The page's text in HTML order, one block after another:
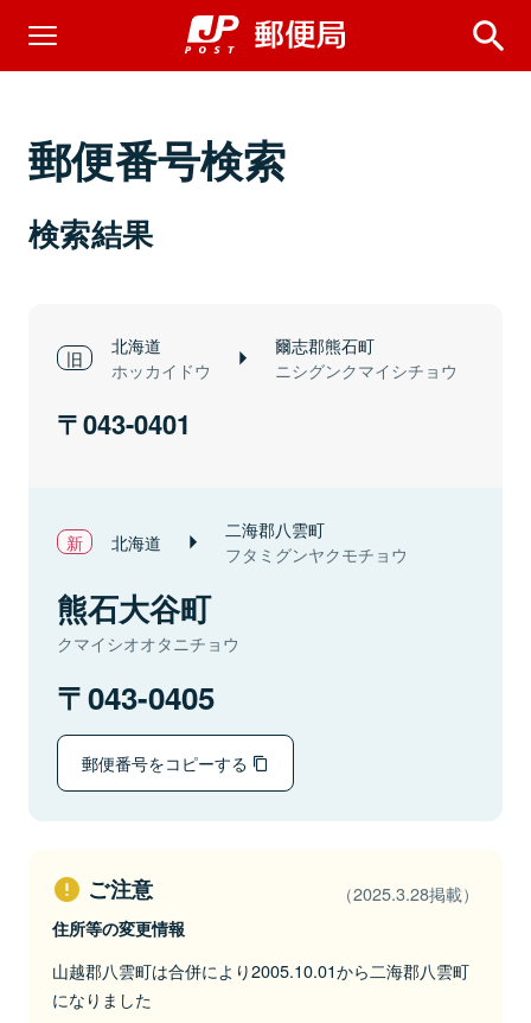
郵便番号検索
検索結果
北海道
ホッカイドウ
爾志郡熊石町
ニシグンクマイシチョウ
043-0401
北海道 二海郡八雲町
フタミグンヤクモチョウ
熊石大谷町
クマイシオオタニチョウ
043-0405
郵便番号をコピーする
ご注意 （2025.3.28掲載）
住所等の変更情報
山越郡八雲町は合併により2005.10.01から二海郡八雲町
になりました